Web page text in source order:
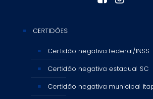
CERTIDÕES
Certidão negativa federal/INSS
Certidão negativa estadual SC
Certidão negativa municipal